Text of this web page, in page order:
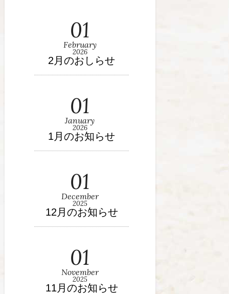
01
February
2026
2月のおしらせ
01
January
2026
1月のお知らせ
01
December
2025
12月のお知らせ
01
November
2025
11月のお知らせ